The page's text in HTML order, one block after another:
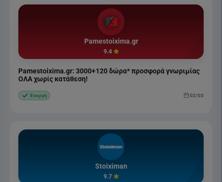
Pamestoixima.gr
9.4
Pamestoixima.gr: 3000+120 δώρα* προσφορά γνωριμίας
ΟΛΑ χωρίς κατάθεση!
Ενεργή 02/03
Stoiximan
9.7